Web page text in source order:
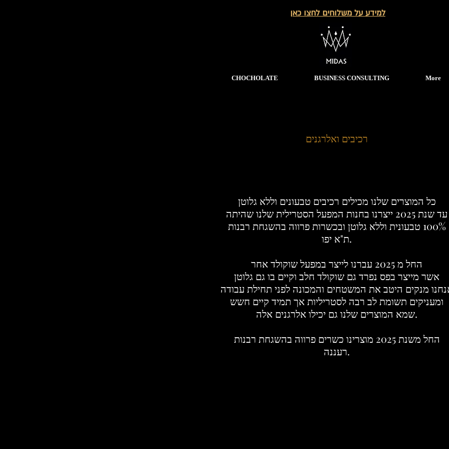
למידע על משלוחים לחצו כאן
CHOCHOLATE BUSINESS CONSULTING More
רכיבים ואלרגנים
כל המוצרים שלנו מכילים רכיבים טבעונים וללא גלוטן
עד שנת 2025 ייצרנו בחנות המפעל הסטרילית שלנו שהיתה
100% טבעונית וללא גלוטן ובכשרות פרווה בהשגחת רבנות
ת"א יפו.
אשר מייצר בפס נפרד גם שוקולד חלב וקיים בו גם גלוטן
מנקים היטב את המשטחים והמכונה לפני תחילת עבודה
ומעניקים תשומת לב רבה לסטריליות אך תמיד קיים חשש
שמא המוצרים שלנו גם יכילו אלרגנים אלה.
החל משנת 2025
מוצרינו כשרים פרווה בהשגחת רבנות
רעננה.